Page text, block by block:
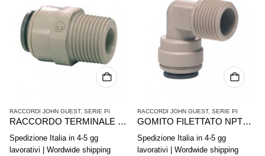
RACCORDI JOHN GUEST, SERIE PI
RACCORDO TERMINALE DIRITTO BSP 3/8-3/8 -PI011213S
Spedizione Italia in 4-5 gg
lavorativi | Wordwide shipping
RACCORDI JOHN GUEST, SERIE PI
GOMITO FILETTATO NPTF JG 3/8″x3/8″ PI481223S
Spedizione Italia in 4-5 gg
lavorativi | Wordwide shipping